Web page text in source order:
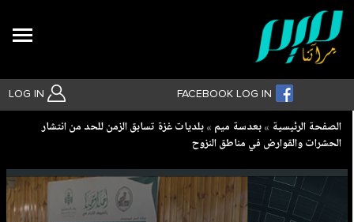
LOG IN FACEBOOK LOG IN
بحث متقدم
Breadcrumb
الصفحة الرئيسية بعدسة ميم
بلديات غزة تسابق الزمن للحد من انتشار
الحشرات والقوارض في مناطق النزوح